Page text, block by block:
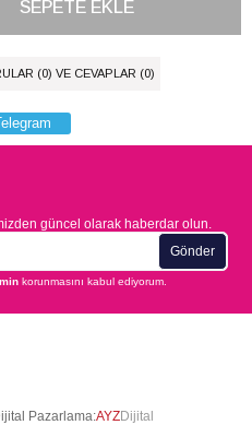
(0) VE CEVAPLAR (0)
güncel olarak haberdar olun.
Gönder
korunmasını kabul ediyorum.
Pazarlama:AYZDijital